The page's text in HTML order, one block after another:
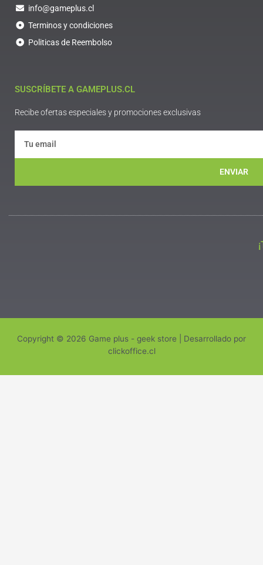
info@gameplus.cl
Terminos y condiciones
Politicas de Reembolso
SUSCRÍBETE A GAMEPLUS.CL
Recibe ofertas especiales y promociones exclusivas
ENVIAR
Copyright © 2026 Game plus - geek store | Desarrollado por
clickoffice.cl